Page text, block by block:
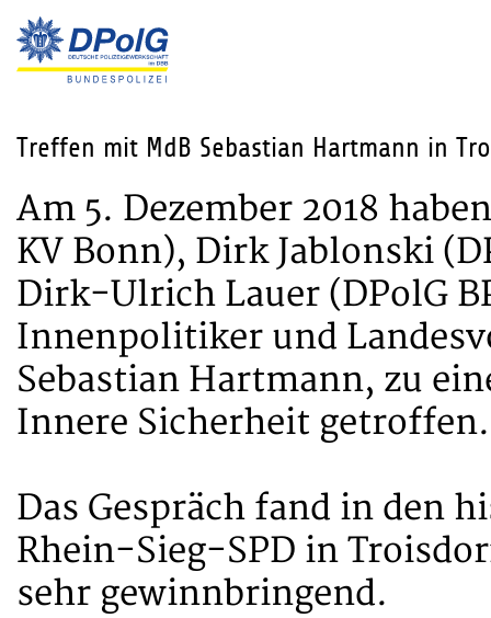
Treffen mit MdB Sebastian Hartmann in
Am 5. Dezember 2018
KV Bonn), Dirk Jablonski
Dirk-Ulrich Lauer (DPolG
Innenpolitiker und
Sebastian Hartmann, zu
Innere Sicherheit getroffen.
Das Gespräch fand in den
Rhein-Sieg-SPD in
sehr gewinnbringend.